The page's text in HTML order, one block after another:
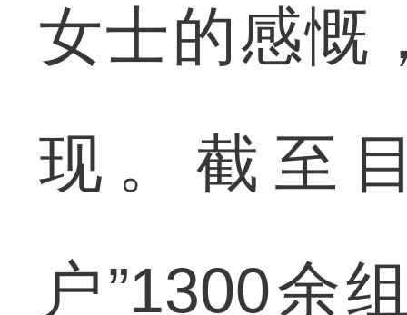
女士的感慨
现。截至
户”1300余